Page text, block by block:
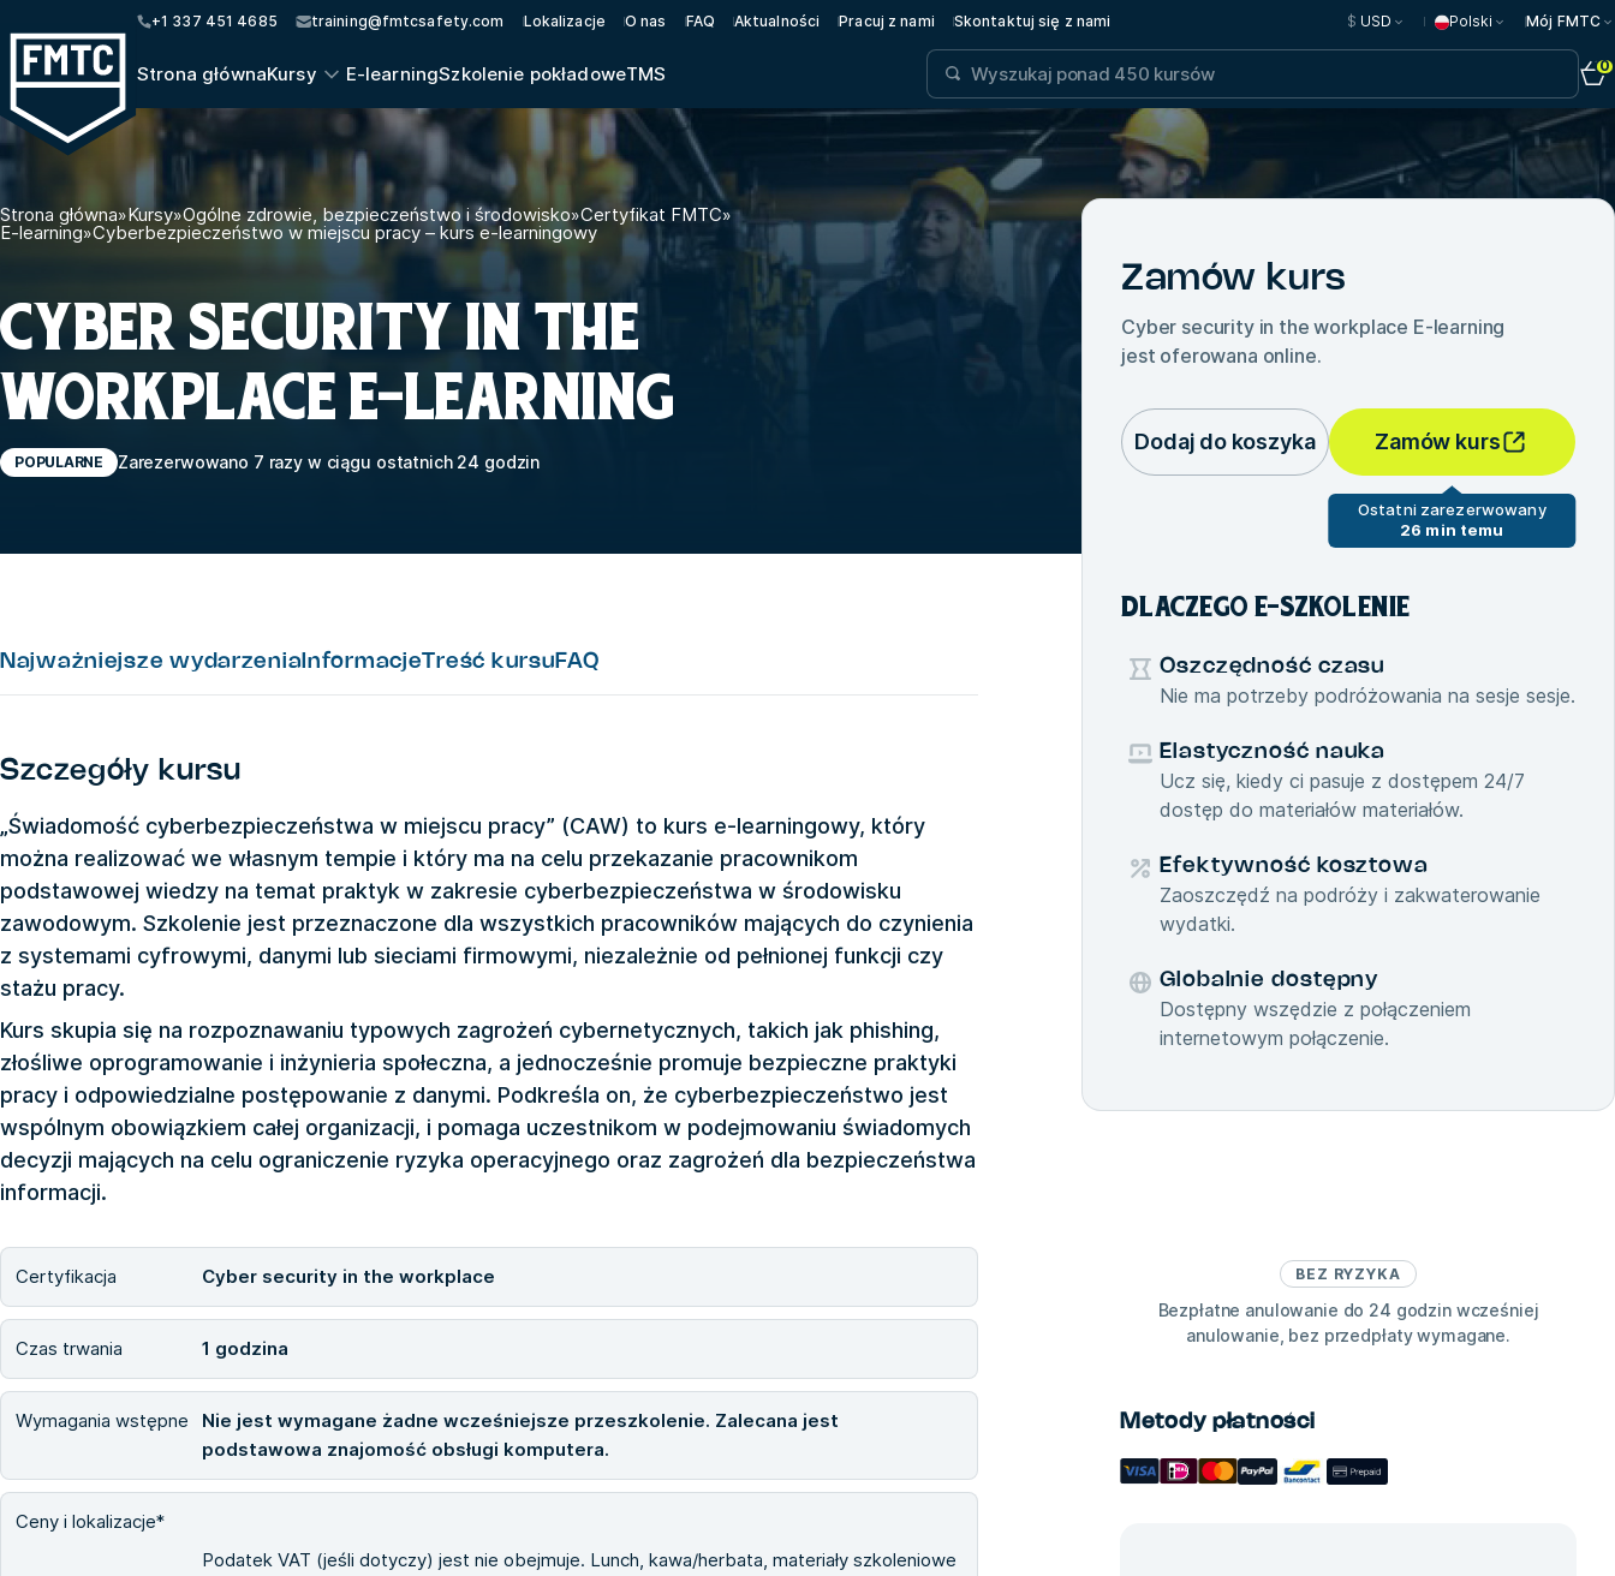
+1 337 451 4685 training@fmtcsafety.com Lokalizacje O nas FAQ Aktualności Pracuj z nami Skontaktuj się z nami $ USD Polski Mój FMTC
Strona głównaKursy E-learningSzkolenie pokładoweTMS 0
Strona główna»Kursy»Ogólne zdrowie, bezpieczeństwo i środowisko»Certyfikat FMTC»
E-learning»Cyberbezpieczeństwo w miejscu pracy – kurs e-learningowy
CYBER SECURITY IN THE
WORKPLACE E-LEARNING
POPULARNE Zarezerwowano 7 razy w ciągu ostatnich 24 godzin
Najważniejsze wydarzenia Informacje Treść kursu FAQ
Szczegóły kursu
„Świadomość cyberbezpieczeństwa w miejscu pracy” (CAW) to kurs e-learningowy, który
można realizować we własnym tempie i który ma na celu przekazanie pracownikom
podstawowej wiedzy na temat praktyk w zakresie cyberbezpieczeństwa w środowisku
zawodowym. Szkolenie jest przeznaczone dla wszystkich pracowników mających do czynienia
z systemami cyfrowymi, danymi lub sieciami firmowymi, niezależnie od pełnionej funkcji czy
stażu pracy.
Kurs skupia się na rozpoznawaniu typowych zagrożeń cybernetycznych, takich jak phishing,
złośliwe oprogramowanie i inżynieria społeczna, a jednocześnie promuje bezpieczne praktyki
pracy i odpowiedzialne postępowanie z danymi. Podkreśla on, że cyberbezpieczeństwo jest
wspólnym obowiązkiem całej organizacji, i pomaga uczestnikom w podejmowaniu świadomych
decyzji mających na celu ograniczenie ryzyka operacyjnego oraz zagrożeń dla bezpieczeństwa
informacji.
Certyfikacja Cyber security in the workplace
Czas trwania 1 godzina
Wymagania wstępne
Nie jest wymagane żadne wcześniejsze przeszkolenie. Zalecana jest
podstawowa znajomość obsługi komputera.
Ceny i lokalizacje*
Podatek VAT (jeśli dotyczy) jest nie obejmuje. Lunch, kawa/herbata, materiały szkoleniowe
Zamów kurs
Cyber security in the workplace E-learning
jest oferowana online.
Dodaj do koszyka Zamów kurs
Ostatni zarezerwowany
26 min temu
DLACZEGO E-SZKOLENIE
Oszczędność czasu
Nie ma potrzeby podróżowania na sesje sesje.
Elastyczność nauka
Ucz się, kiedy ci pasuje z dostępem 24/7
dostęp do materiałów materiałów.
Efektywność kosztowa
Zaoszczędź na podróży i zakwaterowanie
wydatki.
Globalnie dostępny
Dostępny wszędzie z połączeniem
internetowym połączenie.
BEZ RYZYKA
Bezpłatne anulowanie do 24 godzin wcześniej
anulowanie, bez przedpłaty wymagane.
Metody płatności